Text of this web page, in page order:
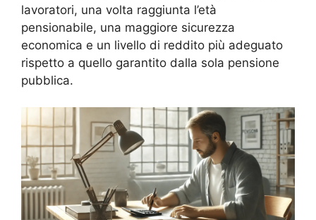
lavoratori, una volta raggiunta l’età
pensionabile, una maggiore sicurezza
economica e un livello di reddito più adeguato
rispetto a quello garantito dalla sola pensione
pubblica.